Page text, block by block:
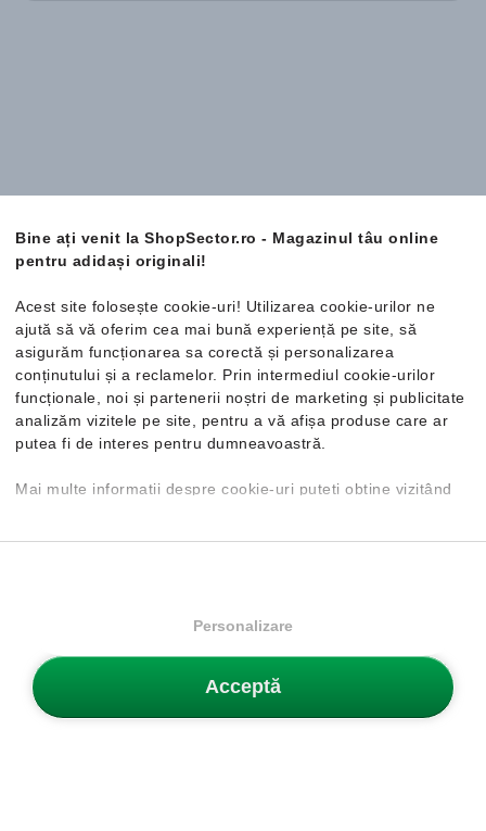
Bine ați venit la ShopSector.ro - Magazinul tâu online
pentru adidași originali!
Acest site folosește cookie-uri! Utilizarea cookie-urilor ne
ajută să vă oferim cea mai bună experiență pe site, să
asigurăm funcționarea sa corectă și personalizarea
conținutului și a reclamelor. Prin intermediul cookie-urilor
funcționale, noi și partenerii noștri de marketing și publicitate
analizăm vizitele pe site, pentru a vă afișa produse care ar
putea fi de interes pentru dumneavoastră.
Mai multe informații despre cookie-uri puteți obține vizitând
care doriți să modificați setările individuale ale cookie-urilor,
Acceptă
Personalizare
Bărbați
Femei
Servicii Clienți
Buletin
Obține 5% reducere la prima ta comandă și fii primul care află
despre produse și promoții noi.
Înscrie-te aici acum!